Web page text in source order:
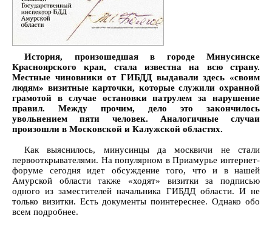
История, произошедшая в городе Минусинске
Красноярского края, стала известна на всю страну.
Местные чиновники от ГИБДД выдавали здесь «своим
людям» визитные карточки, которые служили охранной
грамотой в случае остановки патрулем за нарушение
правил. Между прочим, дело это закончилось
увольнением пяти человек. Аналогичные случаи
произошли в Московской и Калужской областях.
Как выяснилось, минусинцы да москвичи не стали
первооткрывателями. На популярном в Приамурье интернет-
форуме сегодня идет обсуждение того, что и в нашей
Амурской области также «ходят» визитки за подписью
одного из заместителей начальника ГИБДД области. И не
только визитки. Есть документы поинтереснее. Однако обо
всем подробнее.